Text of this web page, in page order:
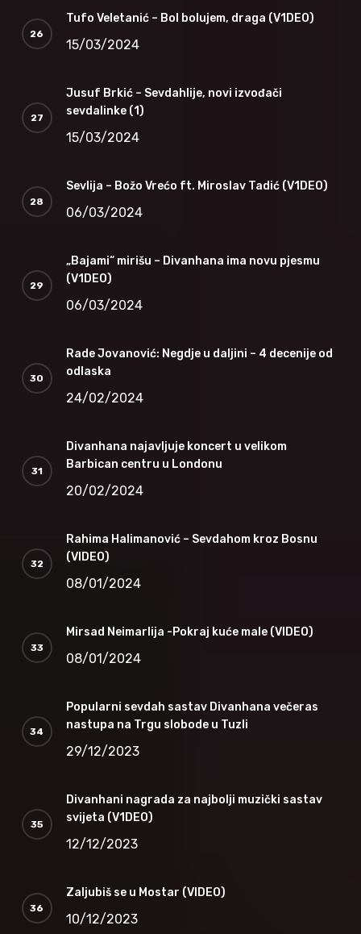
Tufo Veletanić – Bol bolujem, draga (V1DEO)
15/03/2024
Jusuf Brkić – Sevdahlije, novi izvođači
sevdalinke (1)
15/03/2024
Sevlija – Božo Vrećo ft. Miroslav Tadić (V1DEO)
06/03/2024
„Bajami“ mirišu – Divanhana ima novu pjesmu
(V1DEO)
06/03/2024
Rade Jovanović: Negdje u daljini – 4 decenije od
odlaska
24/02/2024
Divanhana najavljuje koncert u velikom
Barbican centru u Londonu
20/02/2024
Rahima Halimanović – Sevdahom kroz Bosnu
(VIDEO)
08/01/2024
Mirsad Neimarlija -Pokraj kuće male (VIDEO)
08/01/2024
Popularni sevdah sastav Divanhana večeras
nastupa na Trgu slobode u Tuzli
29/12/2023
Divanhani nagrada za najbolji muzički sastav
svijeta (V1DEO)
12/12/2023
Zaljubiš se u Mostar (VIDEO)
10/12/2023